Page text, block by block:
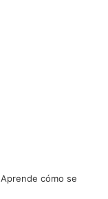
Aprende cómo se